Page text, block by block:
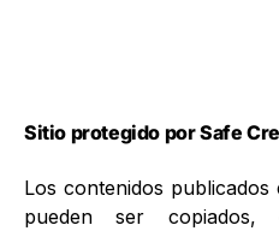
Sitio protegido por Safe
Los contenidos
pueden ser copiados,